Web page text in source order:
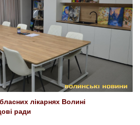
лікарнях Волині
ради